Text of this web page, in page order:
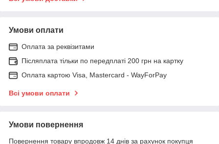
Умови оплати
Оплата за реквізитами
Післяплата тільки по передплаті 200 грн на картку
Оплата картою Visa, Mastercard - WayForPay
Всі умови оплати
Умови повернення
Повернення товару впродовж 14 днів за рахунок покупця